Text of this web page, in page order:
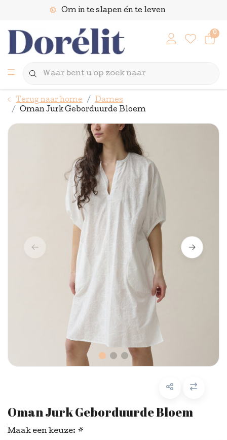
Om in te slapen én te leven
0
Terug naar home
Dames
Oman Jurk Geborduurde Bloem
Oman Jurk Geborduurde Bloem
Maak een keuze: *